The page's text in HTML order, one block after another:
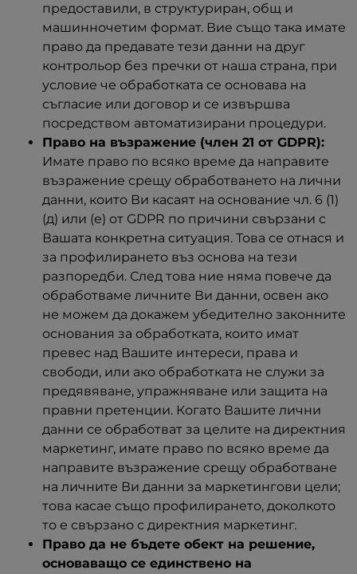
предоставили, в структуриран, общ и
машинночетим формат. Вие също така имате
право да предавате тези данни на друг
контрольор без пречки от наша страна, при
условие че обработката се основава на
съгласие или договор и се извършва
посредством автоматизирани процедури.
Право на възражение (член 21 от GDPR):
Имате право по всяко време да направите
възражение срещу обработването на лични
данни, които Ви касаят на основание чл. 6 (1)
(д) или (е) от GDPR по причини свързани с
Вашата конкретна ситуация. Това се отнася и
за профилирането въз основа на тези
разпоредби. След това ние няма повече да
обработваме личните Ви данни, освен ако
не можем да докажем убедително законните
основания за обработката, които имат
превес над Вашите интереси, права и
свободи, или ако обработката не служи за
предявяване, упражняване или защита на
правни претенции. Когато Вашите лични
данни се обработват за целите на директния
маркетинг, имате право по всяко време да
направите възражение срещу обработване
на личните Ви данни за маркетингови цели;
това касае също профилирането, доколкото
то е свързано с директния маркетинг.
Право да не бъдете обект на решение,
основаващо се единствено на